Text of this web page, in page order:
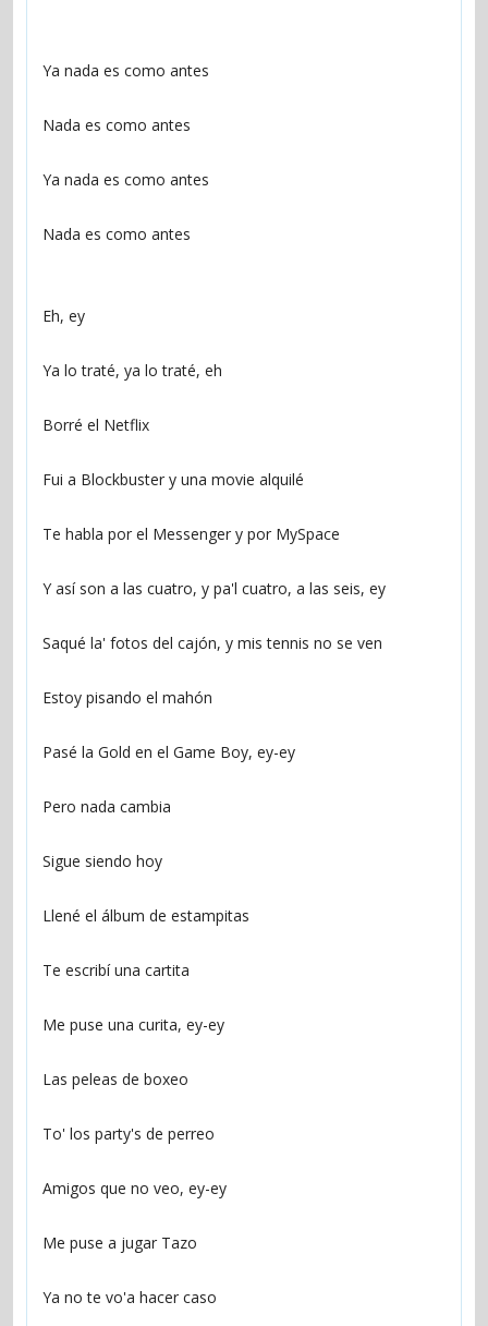
Ya nada es como antes
Nada es como antes
Ya nada es como antes
Nada es como antes
Eh, ey
Ya lo traté, ya lo traté, eh
Borré el Netflix
Fui a Blockbuster y una movie alquilé
Te habla por el Messenger y por MySpace
Y así son a las cuatro, y pa'l cuatro, a las seis, ey
Saqué la' fotos del cajón, y mis tennis no se ven
Estoy pisando el mahón
Pasé la Gold en el Game Boy, ey-ey
Pero nada cambia
Sigue siendo hoy
Llené el álbum de estampitas
Te escribí una cartita
Me puse una curita, ey-ey
Las peleas de boxeo
To' los party's de perreo
Amigos que no veo, ey-ey
Me puse a jugar Tazo
Ya no te vo'a hacer caso